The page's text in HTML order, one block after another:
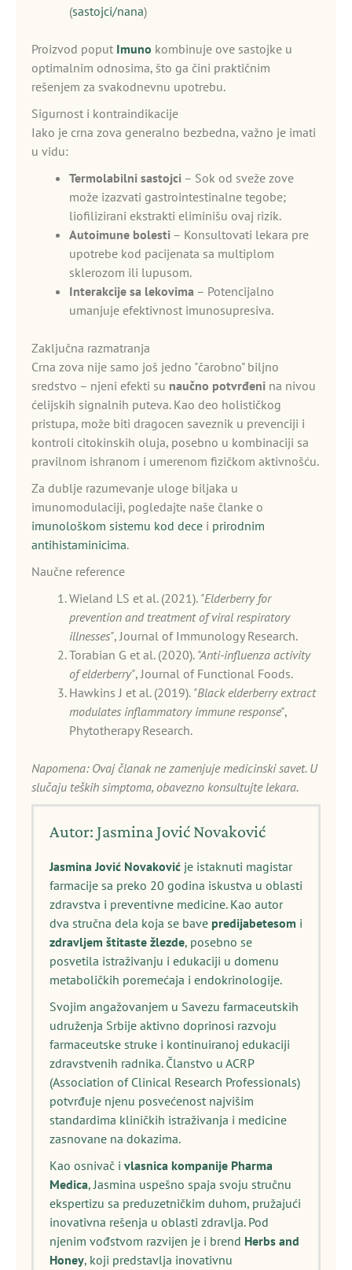
(sastojci/nana)
Proizvod poput Imuno kombinuje ove sastojke u
optimalnim odnosima, što ga čini praktičnim
rešenjem za svakodnevnu upotrebu.
Sigurnost i kontraindikacije
Iako je crna zova generalno bezbedna, važno je imati
u vidu:
Termolabilni sastojci – Sok od sveže zove
može izazvati gastrointestinalne tegobe;
liofilizirani ekstrakti eliminišu ovaj rizik.
Autoimune bolesti – Konsultovati lekara pre
upotrebe kod pacijenata sa multiplom
sklerozom ili lupusom.
Interakcije sa lekovima – Potencijalno
umanjuje efektivnost imunosupresiva.
Zaključna razmatranja
Crna zova nije samo još jedno "čarobno" biljno
sredstvo – njeni efekti su naučno potvrđeni na nivou
ćelijskih signalnih puteva. Kao deo holističkog
pristupa, može biti dragocen saveznik u prevenciji i
kontroli citokinskih oluja, posebno u kombinaciji sa
pravilnom ishranom i umerenom fizičkom aktivnošću.
Za dublje razumevanje uloge biljaka u
imunomodulaciji, pogledajte naše članke o
imunološkom sistemu kod dece i prirodnim
antihistaminicima.
Naučne reference
Wieland LS et al. (2021). "Elderberry for
prevention and treatment of viral respiratory
illnesses", Journal of Immunology Research.
Torabian G et al. (2020). "Anti-influenza activity
of elderberry", Journal of Functional Foods.
Hawkins J et al. (2019). "Black elderberry extract
modulates inflammatory immune response",
Phytotherapy Research.
Napomena: Ovaj članak ne zamenjuje medicinski savet. U
slučaju teških simptoma, obavezno konsultujte lekara.
Autor: Jasmina Jović Novaković
Jasmina Jović Novaković je istaknuti magistar
farmacije sa preko 20 godina iskustva u oblasti
zdravstva i preventivne medicine. Kao autor
dva stručna dela koja se bave predijabetesom i
zdravljem štitaste žlezde, posebno se
posvetila istraživanju i edukaciji u domenu
metaboličkih poremećaja i endokrinologije.
Svojim angažovanjem u Savezu farmaceutskih
udruženja Srbije aktivno doprinosi razvoju
farmaceutske struke i kontinuiranoj edukaciji
zdravstvenih radnika. Članstvo u ACRP
(Association of Clinical Research Professionals)
potvrđuje njenu posvećenost najvišim
standardima kliničkih istraživanja i medicine
zasnovane na dokazima.
Kao osnivač i vlasnica kompanije Pharma
Medica, Jasmina uspešno spaja svoju stručnu
ekspertizu sa preduzetničkim duhom, pružajući
inovativna rešenja u oblasti zdravlja. Pod
njenim vođstvom razvijen je i brend Herbs and
Honey, koji predstavlja inovativnu